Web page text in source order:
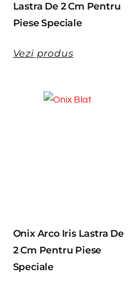
Lastra De 2 Cm Pentru
Piese Speciale
Vezi produs
Onix Arco Iris Lastra De
2 Cm Pentru Piese
Speciale